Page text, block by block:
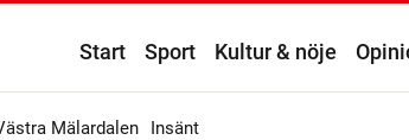
Start Sport Kultur & nöje
Mälardalen Insänt